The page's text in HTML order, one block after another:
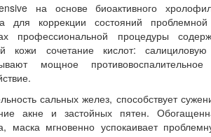
на основе биоактивного
для коррекции состояний
профессиональной процедуры
кожи сочетание кислот:
мощное
сальных желез, способствует
акне и застойных пятен.
маска мгновенно успокаивает